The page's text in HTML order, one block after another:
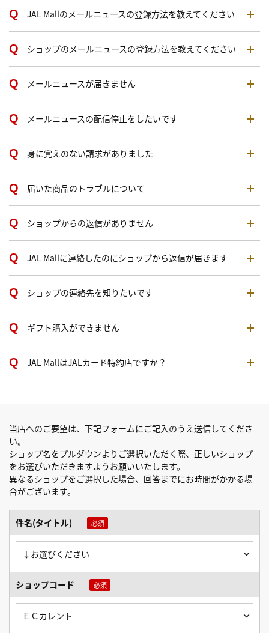
JAL Mallのメールニュースの登録方法を教えてください
ショップのメールニュースの登録方法を教えてください
メールニュースが届きません
メールニュースの配信停止をしたいです
身に覚えのない請求がありました
届いた商品のトラブルについて
ショップからの返信がありません
JAL Mallに連絡したのにショップから返信が届きます
ショップの連絡先を知りたいです
ギフト購入ができません
JAL MallはJALカード特約店ですか？
当店へのご要望は、下記フォームにご記入のうえ送信してくださ
い。
ショップ名をプルダウンよりご選択いただく際、正しいショップ
をお選びいただきますようお願いいたします。
異なるショップをご選択した場合、回答までにお時間がかかる場
合がございます。
件名(タイトル)
ショップコード